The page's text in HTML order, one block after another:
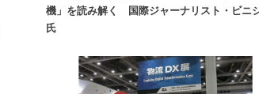
機」を読み解く 国際ジャーナリスト・ビニ
氏